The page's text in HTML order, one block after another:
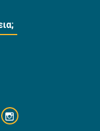
bankofcyprus_
user/
www.linkedin.com/
https://